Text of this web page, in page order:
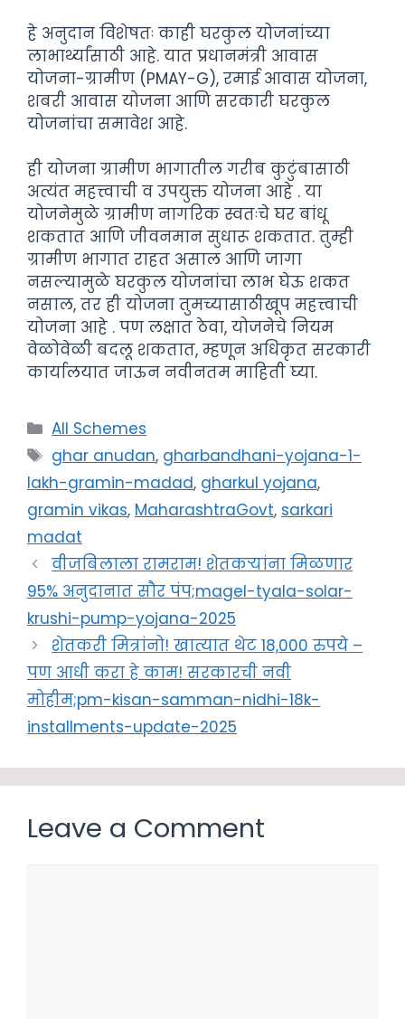
हे अनुदान विशेषतः काही घरकुल योजनांच्या
लाभार्थ्यांसाठी आहे. यात प्रधानमंत्री आवास
योजना-ग्रामीण (PMAY-G), रमाई आवास योजना,
शबरी आवास योजना आणि सरकारी घरकुल
योजनांचा समावेश आहे.
ही योजना ग्रामीण भागातील गरीब कुटुंबासाठी
अत्यंत महत्त्वाची व उपयुक्त योजना आहे . या
योजनेमुळे ग्रामीण नागरिक स्वतःचे घर बांधू
शकतात आणि जीवनमान सुधारू शकतात. तुम्ही
ग्रामीण भागात राहत असाल आणि जागा
नसल्यामुळे घरकुल योजनांचा लाभ घेऊ शकत
नसाल, तर ही योजना तुमच्यासाठीखूप महत्त्वाची
योजना आहे . पण लक्षात ठेवा, योजनेचे नियम
वेळोवेळी बदलू शकतात, म्हणून अधिकृत सरकारी
कार्यालयात जाऊन नवीनतम माहिती घ्या.
Categories
All Schemes
Tags
ghar anudan, gharbandhani-yojana-1-
lakh-gramin-madad, gharkul yojana,
gramin vikas, MaharashtraGovt, sarkari
madat
वीजबिलाला रामराम! शेतकऱ्यांना मिळणार
95% अनुदानात सौर पंप;magel-tyala-solar-
krushi-pump-yojana-2025
शेतकरी मित्रांनो! खात्यात थेट 18,000 रुपये –
पण आधी करा हे काम! सरकारची नवी
मोहीम;pm-kisan-samman-nidhi-18k-
installments-update-2025
Leave a Comment